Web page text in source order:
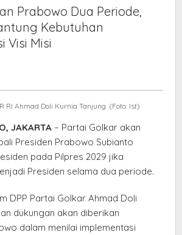
Prabowo
Implementasi
Visi
Misi
Prabowo Dua Periode,
Kebutuhan
Visi Misi
RI Ahmad Doli Kurnia Tanjung. (Foto: Ist)
JAKARTA – Partai Golkar akan
Presiden Prabowo Subianto
pada Pilpres 2029 jika
Presiden selama dua periode.
DPP Partai Golkar Ahmad Doli
dukungan akan diberikan
dalam menilai implementasi